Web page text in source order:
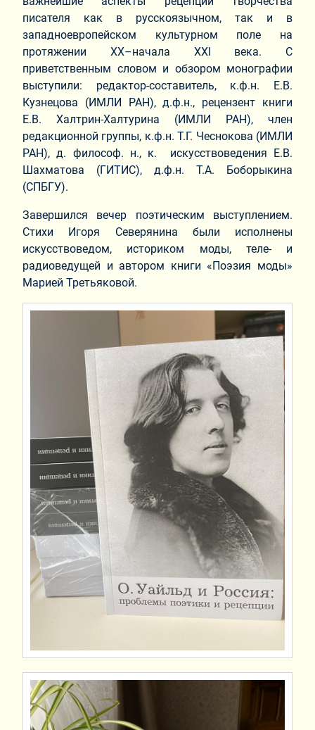
писателя как в русскоязычном, так и в
западноевропейском культурном поле на
протяжении ХХ–начала ХХI века. С
приветственным словом и обзором монографии
выступили: редактор-составитель, к.ф.н. Е.В.
Кузнецова (ИМЛИ РАН), д.ф.н., рецензент книги
Е.В. Халтрин-Халтурина (ИМЛИ РАН), член
редакционной группы, к.ф.н. Т.Г. Чеснокова (ИМЛИ
РАН), д. философ. н., к. искусствоведения Е.В.
Шахматова (ГИТИС), д.ф.н. Т.А. Боборыкина
(СПБГУ).
Завершился вечер поэтическим выступлением.
Стихи Игоря Северянина были исполнены
искусствоведом, историком моды, теле- и
радиоведущей и автором книги «Поэзия моды»
Марией Третьяковой.